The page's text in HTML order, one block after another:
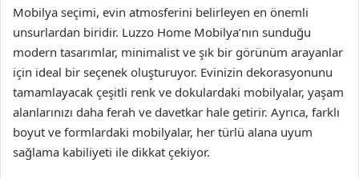
Mobilya seçimi, evin atmosferini belirleyen en önemli
unsurlardan biridir. Luzzo Home Mobilya’nın sunduğu
modern tasarımlar, minimalist ve şık bir görünüm arayanlar
için ideal bir seçenek oluşturuyor. Evinizin dekorasyonunu
tamamlayacak çeşitli renk ve dokulardaki mobilyalar, yaşam
alanlarınızı daha ferah ve davetkar hale getirir. Ayrıca, farklı
boyut ve formlardaki mobilyalar, her türlü alana uyum
sağlama kabiliyeti ile dikkat çekiyor.